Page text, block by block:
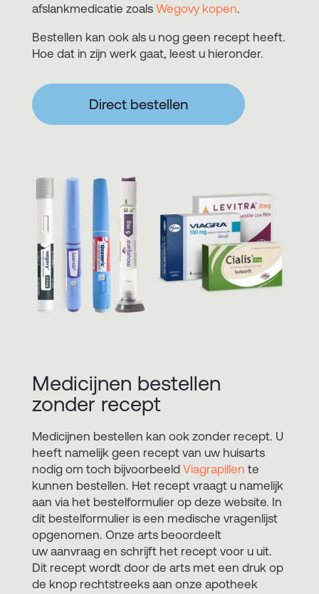
afslankmedicatie zoals Wegovy kopen.
Bestellen kan ook als u nog geen recept heeft.
Hoe dat in zijn werk gaat, leest u hieronder.
Direct bestellen
Medicijnen bestellen
zonder recept
Medicijnen bestellen kan ook zonder recept. U
heeft namelijk geen recept van uw huisarts
nodig om toch bijvoorbeeld Viagrapillen te
kunnen bestellen. Het recept vraagt u namelijk
aan via het bestelformulier op deze website. In
dit bestelformulier is een medische vragenlijst
opgenomen. Onze arts beoordeelt
uw aanvraag en schrijft het recept voor u uit.
Dit recept wordt door de arts met een druk op
de knop rechtstreeks aan onze apotheek